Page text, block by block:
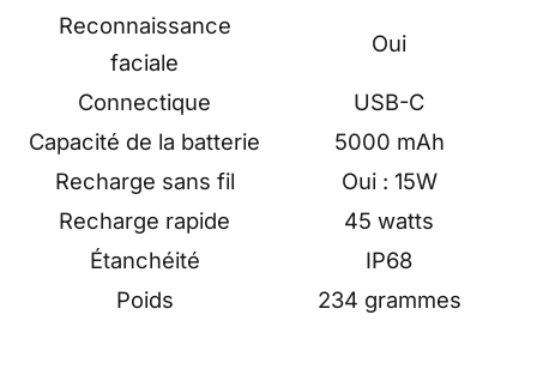
Reconnaissance
faciale
Oui
Connectique
USB-C
Capacité de la batterie
5000 mAh
Recharge sans fil
Oui : 15W
Recharge rapide
45 watts
Étanchéité
IP68
Poids
234 grammes